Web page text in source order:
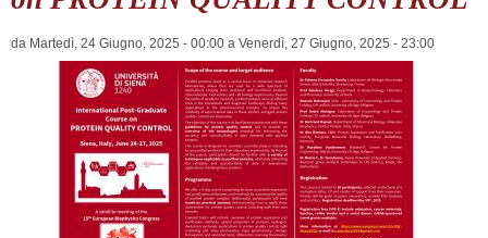
da Martedì, 24 Giugno, 2025 - 00:00 a Venerdì, 27 Giugno, 2025 - 23:00